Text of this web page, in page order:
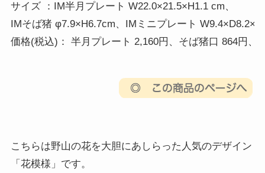
サイズ ：IM半月プレート W22.0×21.5×H1.1 cm、
IMそば猪 φ7.9×H6.7cm、IMミニプレート
価格(税込)： 半月プレート 2,160円、そば猪口 864円、
こちらは野山の花を大胆にあしらった人気のデザイン
「花模様」です。